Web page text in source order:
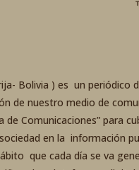
Bolivia ) es un periódico
de nuestro medio de
de Comunicaciones” para
en la información
que cada día se va